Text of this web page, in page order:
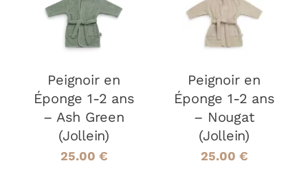
DÉTAILS
Peignoir en
Éponge 1-2 ans
– Ash Green
(Jollein)
25.00 €
DÉTAILS
Peignoir en
Éponge 1-2 ans
– Nougat
(Jollein)
25.00 €